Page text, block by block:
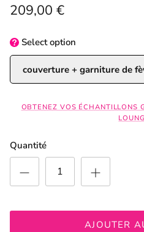
Prix habituel
209,00 €
Selectoption
couverture + garniture de
OBTENEZ VOS ÉCHANTILLONS
Quantité
AJOUTER